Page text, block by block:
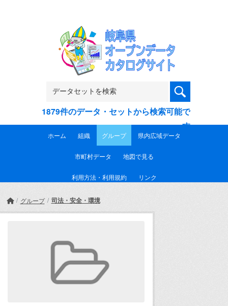
1879件のデータ・セットから検索可能で
す
ホーム 組織 グループ 県内広域データ
市町村データ 地図で見る
利用方法・利用規約 リンク
グループ 司法・安全・環境